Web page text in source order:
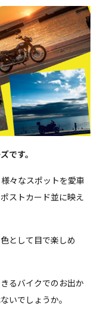
です。
々なスポットを愛車
ストカード並に映え
として目で楽しめ
るバイクでのお出か
いでしょうか。